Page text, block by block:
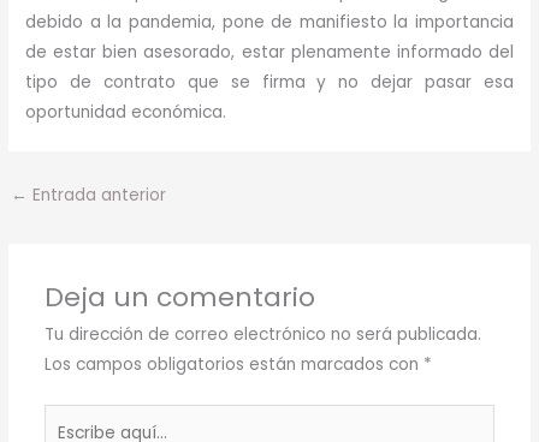
debido a la pandemia, pone de manifiesto la importancia
de estar bien asesorado, estar plenamente informado del
tipo de contrato que se firma y no dejar pasar esa
oportunidad económica.
← Entrada anterior
Deja un comentario
Tu dirección de correo electrónico no será publicada.
Los campos obligatorios están marcados con *